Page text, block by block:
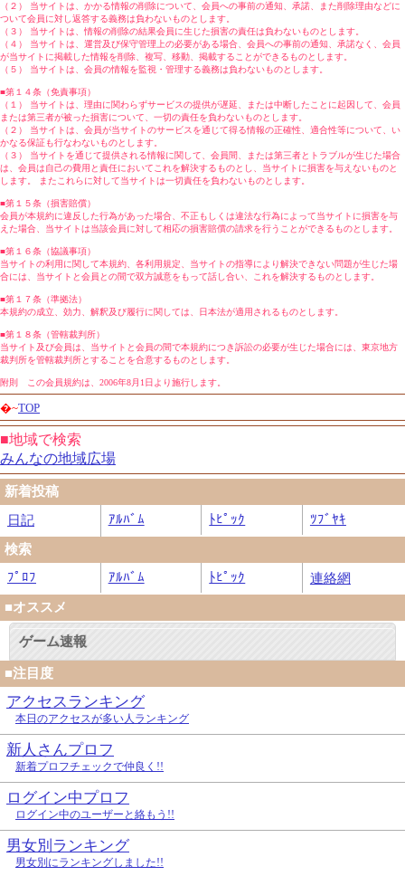
（２） 当サイトは、かかる情報の削除について、会員への事前の通知、承諾、また削除理由などに
ついて会員に対し返答する義務は負わないものとします。
（３） 当サイトは、情報の削除の結果会員に生じた損害の責任は負わないものとします。
（４） 当サイトは、運営及び保守管理上の必要がある場合、会員への事前の通知、承諾なく、会員
が当サイトに掲載した情報を削除、複写、移動、掲載することができるものとします。
（５） 当サイトは、会員の情報を監視・管理する義務は負わないものとします。
■第１４条（免責事項）
（１） 当サイトは、理由に関わらずサービスの提供が遅延、または中断したことに起因して、会員
または第三者が被った損害について、一切の責任を負わないものとします。
（２） 当サイトは、会員が当サイトのサービスを通じて得る情報の正確性、適合性等について、い
かなる保証も行なわないものとします。
（３） 当サイトを通じて提供される情報に関して、会員間、または第三者とトラブルが生じた場合
は、会員は自己の費用と責任においてこれを解決するものとし、当サイトに損害を与えないものと
します。 またこれらに対して当サイトは一切責任を負わないものとします。
■第１５条（損害賠償）
会員が本規約に違反した行為があった場合、不正もしくは違法な行為によって当サイトに損害を与
えた場合、当サイトは当該会員に対して相応の損害賠償の請求を行うことができるものとします。
■第１６条（協議事項）
当サイトの利用に関して本規約、各利用規定、当サイトの指導により解決できない問題が生じた場
合には、当サイトと会員との間で双方誠意をもって話し合い、これを解決するものとします。
■第１７条（準拠法）
本規約の成立、効力、解釈及び履行に関しては、日本法が適用されるものとします。
■第１８条（管轄裁判所）
当サイト及び会員は、当サイトと会員の間で本規約につき訴訟の必要が生じた場合には、東京地方
裁判所を管轄裁判所とすることを合意するものとします。
附則 この会員規約は、2006年8月1日より施行します。
�~TOP
■地域で検索
みんなの地域広場
新着投稿
日記
ｱﾙﾊﾞﾑ ﾄﾋﾟｯｸ ﾂﾌﾞﾔｷ
検索
ﾌﾟﾛﾌ
ｱﾙﾊﾞﾑ ﾄﾋﾟｯｸ
連絡網
■オススメ
ゲーム速報
■注目度
アクセスランキング
本日のアクセスが多い人ランキング
新人さんプロフ
新着プロフチェックで仲良く!!
ログイン中プロフ
ログイン中のユーザーと絡もう!!
男女別ランキング
男女別にランキングしました!!